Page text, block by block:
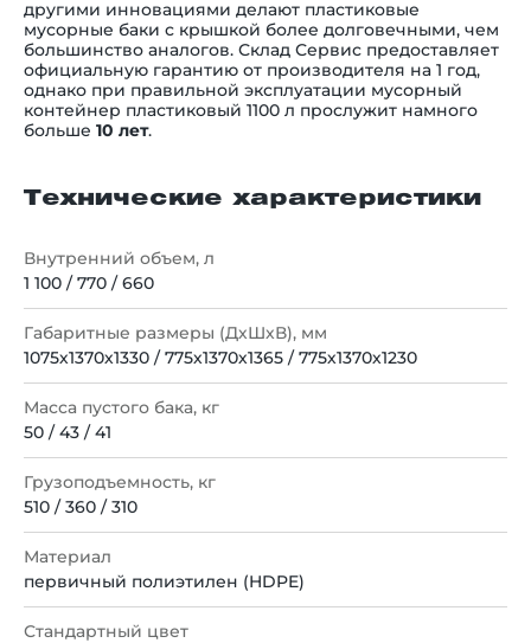
другими инновациями делают пластиковые
мусорные баки с крышкой более долговечными, чем
большинство аналогов. Склад Сервис предоставляет
официальную гарантию от производителя на 1 год,
однако при правильной эксплуатации мусорный
контейнер пластиковый 1100 л прослужит намного
больше 10 лет.
Технические характеристики
Внутренний объем, л
1 100 / 770 / 660
Габаритные размеры (ДхШхВ), мм
1075х1370х1330 / 775х1370х1365 / 775х1370х1230
Масса пустого бака, кг
50 / 43 / 41
Грузоподъемность, кг
510 / 360 / 310
Материал
первичный полиэтилен (HDPE)
Стандартный цвет